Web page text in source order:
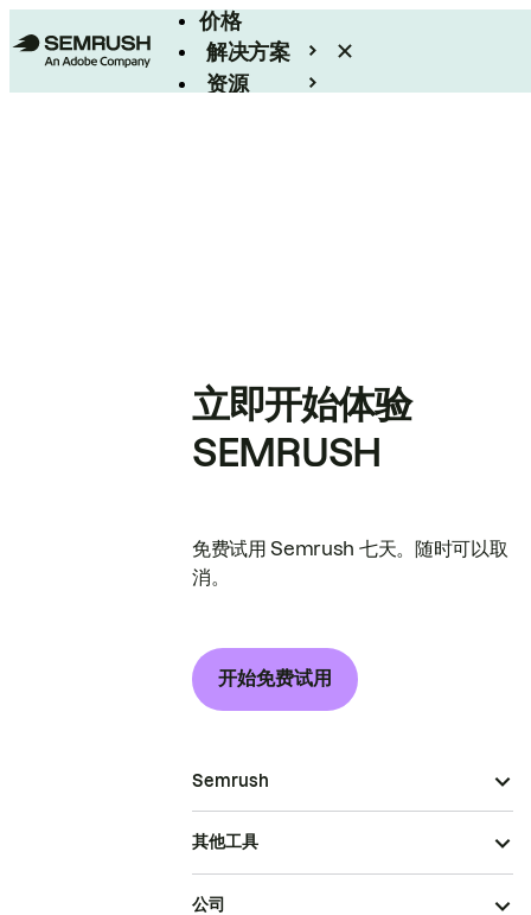
价格
解决方案
资源
立即开始体验
SEMRUSH
免费试用 Semrush 七天。随时可以取
消。
开始免费试用
Semrush
其他工具
公司